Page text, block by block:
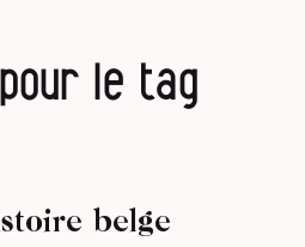
le tag
belge